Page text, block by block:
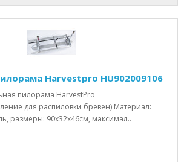
Harvestpro HU902009106
пилорама HarvestPro
для распиловки бревен) Материал:
размеры: 90x32x46см, максимал..